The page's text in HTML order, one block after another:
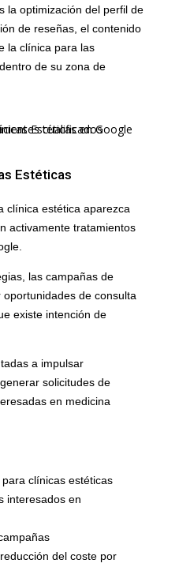
la optimización del perfil de
de reseñas, el contenido
la clínica para las
de su zona de
Estéticas
clínica estética aparezca
activamente tratamientos
las campañas de
de consulta
existe intención de
a impulsar
solicitudes de
en medicina
clínicas estéticas
interesados en
del coste por